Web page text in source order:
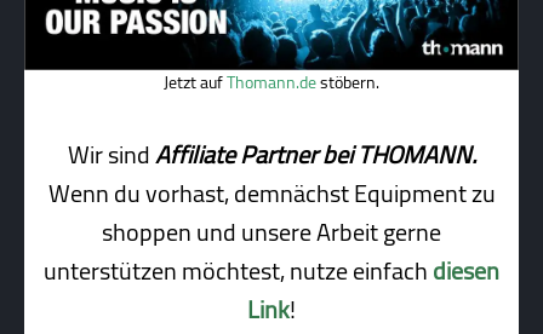
Jetzt aufThomann.destöbern.
Wir sindAffiliate Partner bei THOMANN.
Wenn du vorhast, demnächst Equipment zu
shoppen und unsere Arbeit gerne
unterstützen möchtest, nutze einfachdiesen
Link!